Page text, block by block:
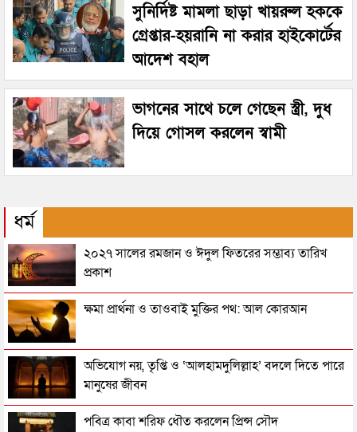
সুনির্দিষ্ট মামলা ছাড়া খায়রুল হককে
গ্রেপ্তার-হয়রানি না করার হাইকোর্টের
আদেশ বহাল
ভাগনের সাথে চলে গেছেন স্ত্রী, দুধ
দিয়ে গোসল করলেন স্বামী
ধর্ম
২০২৭ সালের রমজান ও ঈদুল ফিতরের সম্ভাব্য তারিখ
প্রকাশ
ক্ষমা প্রার্থনা ও তাওবাই মুক্তির পথ: আল কোরআন
অভিযোগ নয়, তৃপ্তি ও ‘আলহামদুলিল্লাহ’ বদলে দিতে পারে
মানুষের জীবন
পবিত্র কাবা শরিফ ধৌত করলেন প্রিন্স সৌদ